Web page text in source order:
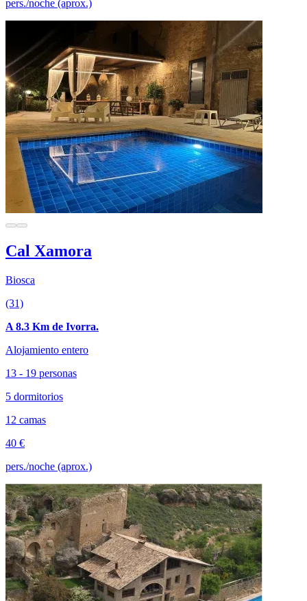
pers./noche (aprox.)
Cal Xamora
Biosca
(31)
A 8.3 Km de Ivorra.
Alojamiento entero
13 - 19 personas
5 dormitorios
12 camas
40 €
pers./noche (aprox.)